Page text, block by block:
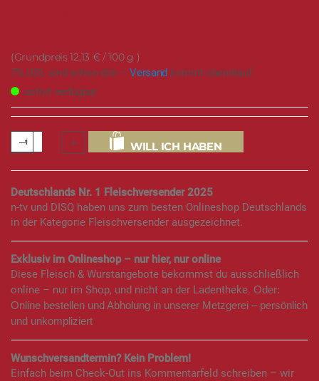
12,13 €/ 100 g
7% USt. sind schon drin –Versand kommt obendrauf.
sofort verfügbar
WILL ICH HABEN
Deutschlands Nr. 1 Fleischversender 2025
n-tv und DISQ haben uns zum besten Onlineshop Deutschlands
in der Kategorie Fleischversender ausgezeichnet.
Exklusiv im Onlineshop – nur hier, nur online
Diese Fleisch & Wurstangebote bekommst du ausschließlich
online – nur im Shop, und nicht an der Ladentheke. Oder:
Online bestellen und Abholung in unserer Metzgerei – persönlich
und unkompliziert
Wunschversandtermin? Kein Problem!
Einfach beim Check-Out ins Kommentarfeld schreiben – wir